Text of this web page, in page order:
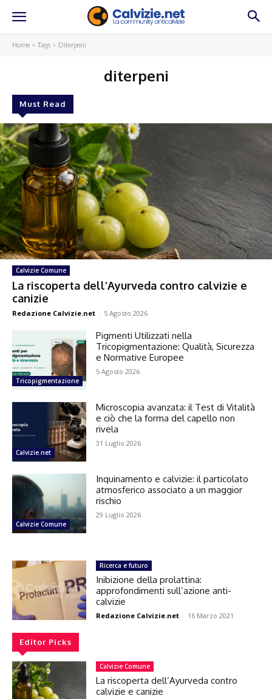
Home Tags Diterpeni
diterpeni
Must Read
Calvizie Comune
La riscoperta dell’Ayurveda contro calvizie e
canizie
Redazione Calvizie.net - 5 Agosto 2026
Tricopigmentazione
Pigmenti Utilizzati nella
Tricopigmentazione: Qualità, Sicurezza
e Normative Europee
5 Agosto 2026
Calvizie.net
Microscopia avanzata: il Test di Vitalità
e ciò che la forma del capello non
rivela
31 Luglio 2026
Calvizie Comune
Inquinamento e calvizie: il particolato
atmosferico associato a un maggior
rischio
29 Luglio 2026
Ricerca e futuro
Inibizione della prolattina:
approfondimenti sull’azione anti-
calvizie
Redazione Calvizie.net - 16 Marzo 2021
Editor Picks
Calvizie Comune
La riscoperta dell’Ayurveda contro
calvizie e canizie